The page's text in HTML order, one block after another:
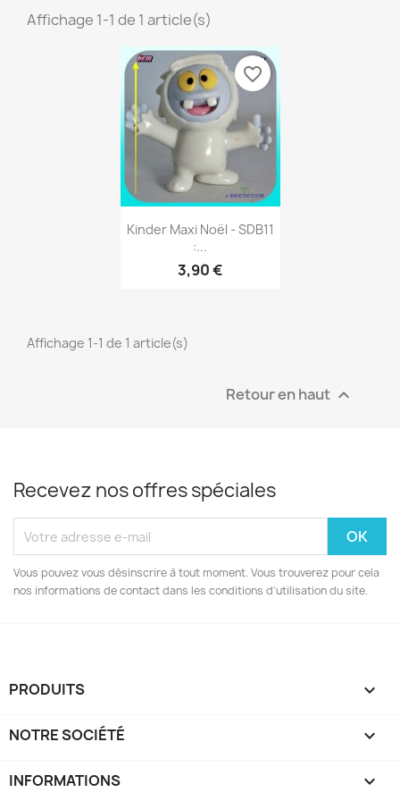
Affichage 1-1 de 1 article(s)
Aperçu rapide
Kinder Maxi Noël - SDB11
:...
3,90 €
favorite_border
Affichage 1-1 de 1 article(s)
Retour en haut 
Recevez nos offres spéciales
Vous pouvez vous désinscrire à tout moment. Vous trouverez pour cela
nos informations de contact dans les conditions d'utilisation du site.
PRODUITS 
NOTRE SOCIÉTÉ 
INFORMATIONS keyboard_arrow_down